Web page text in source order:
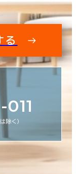
る
除く）